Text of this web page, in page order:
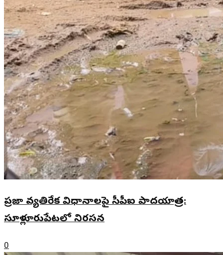
ప్రజా వ్యతిరేక విధానాలపై సీపీఐ పాదయాత్ర:
సూళ్లూరుపేటలో నిరసన
0